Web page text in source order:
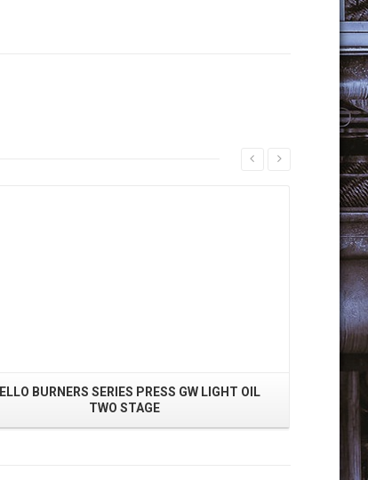
BURNERS SERIES PRESS GW LIGHT OIL
TWO STAGE